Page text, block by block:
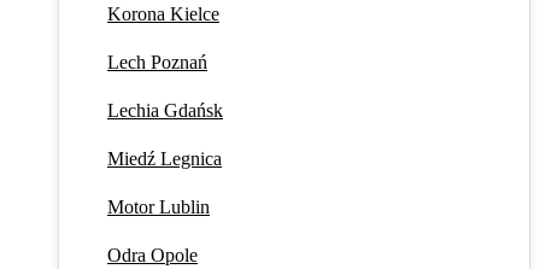
Korona Kielce
Lech Poznań
Lechia Gdańsk
Miedź Legnica
Motor Lublin
Odra Opole